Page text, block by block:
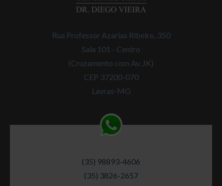
Rua Professor Azarias Ribeiro, 350
Sala 101 - Centro
(Cruzamento com Av. JK)
CEP 37200-070
Lavras-MG
(35) 98893-4606
(35) 3826-2657